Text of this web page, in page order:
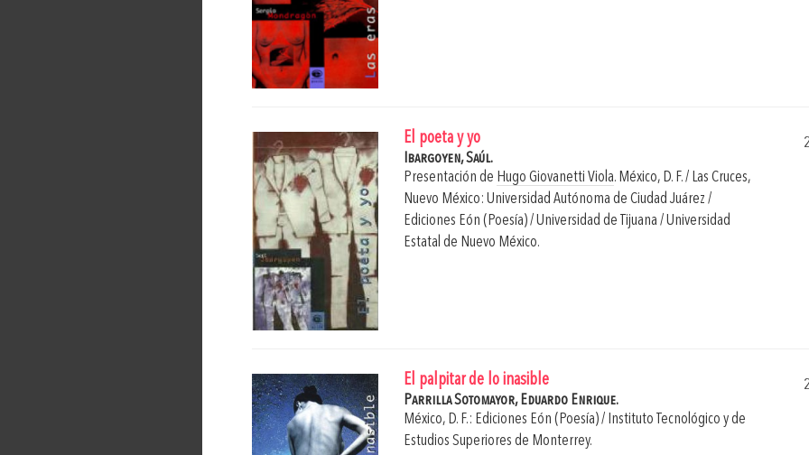
El poeta y yo
Ibargoyen, Saúl.
Presentación de Hugo Giovanetti Viola. México, D. F. / Las Cruces,
Nuevo México: Universidad Autónoma de Ciudad Juárez /
Ediciones Eón (Poesía) / Universidad de Tijuana / Universidad
Estatal de Nuevo México.
El palpitar de lo inasible
Parrilla Sotomayor, Eduardo Enrique.
México, D. F.: Ediciones Eón (Poesía) / Instituto Tecnológico y de
Estudios Superiores de Monterrey.